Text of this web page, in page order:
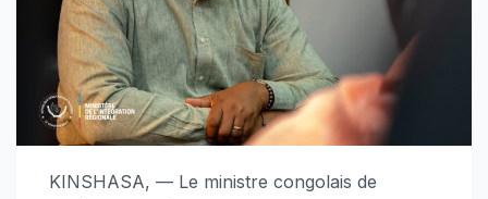
KINSHASA, — Le ministre congolais de